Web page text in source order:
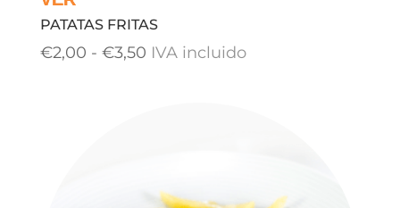
PATATAS FRITAS
€2,00 - €3,50Rango
IVA incluido